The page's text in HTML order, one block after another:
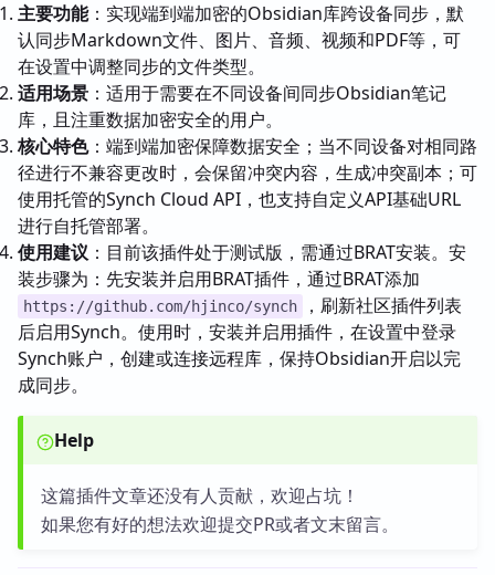
主要功能：实现端到端加密的Obsidian库跨设备同步，默
认同步Markdown文件、图片、音频、视频和PDF等，可
在设置中调整同步的文件类型。
适用场景 ：适用于需要在不同设备间同步Obsidian笔记
库，且注重数据加密安全的用户。
核心特色：端到端加密保障数据安全；当不同设备对相同路
径进行不兼容更改时，会保留冲突内容，生成冲突副本；可
使用托管的Synch Cloud API，也支持自定义API基础URL
进行自托管部署。
使用建议 ：目前该插件处于测试版，需通过BRAT安装。安
装步骤为：先安装并启用BRAT插件，通过BRAT添加
https://github.com/hjinco/synch
，刷新社区插件列表
后启用Synch。使用时，安装并启用插件，在设置中登录
Synch账户，创建或连接远程库，保持Obsidian开启以完
成同步。
Help
这篇插件文章还没有人贡献，欢迎占坑！
如果您有好的想法欢迎提交PR或者文末留言。